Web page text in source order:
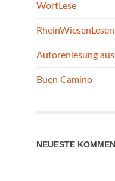
WortLese
RheinWiesenLesen
Autorenlesung
Buen Camino
NEUESTE